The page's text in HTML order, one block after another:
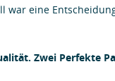
war eine
Zwei Perfekte